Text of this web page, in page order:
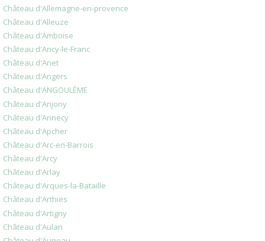
Château d'Allemagne-en-provence
Château d'Alleuze
Château d'Amboise
Château d'Ancy-le-Franc
Château d'Anet
Château d'Angers
Château d'ANGOULÊME
Château d'Anjony
Château d'Annecy
Château d'Apcher
Château d'Arc-en-Barrois
Château d'Arcy
Château d'Arlay
Château d'Arques-la-Bataille
Château d'Arthies
Château d'Artigny
Château d'Aulan